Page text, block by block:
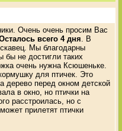
Очень очень просим Вас
всего 4 дня . В
Мы благодарны
не достигли таких
очень нужна Ксюшеньке.
для птичек. Это
перед окном детской
в окно, но птички на
расстроилась, но с
прилетят птички